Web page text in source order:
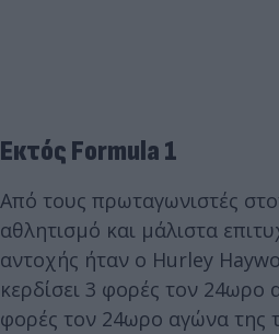
Εκτός Formula 1
Από τους πρωταγωνιστές
αθλητισμό και μάλιστα
αντοχής ήταν ο Hurley
κερδίσει 3 φορές τον 24ωρο
φορές τον 24ωρο αγώνα της